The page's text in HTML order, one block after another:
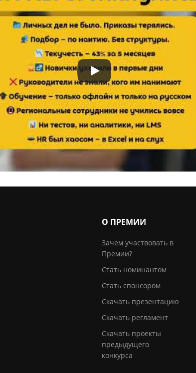
О ПРЕМИИ
Зачем участвовать в
Премии?
Стать номинантом
Стать спонсором
Скачать презентацию
Скачать регламент
Скачать проекты
предыдущего
конкурса